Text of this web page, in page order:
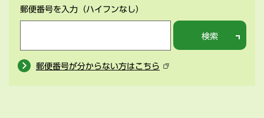
郵便番号を入力 （ハイフンなし）
検索
郵便番号が分からない方はこちら